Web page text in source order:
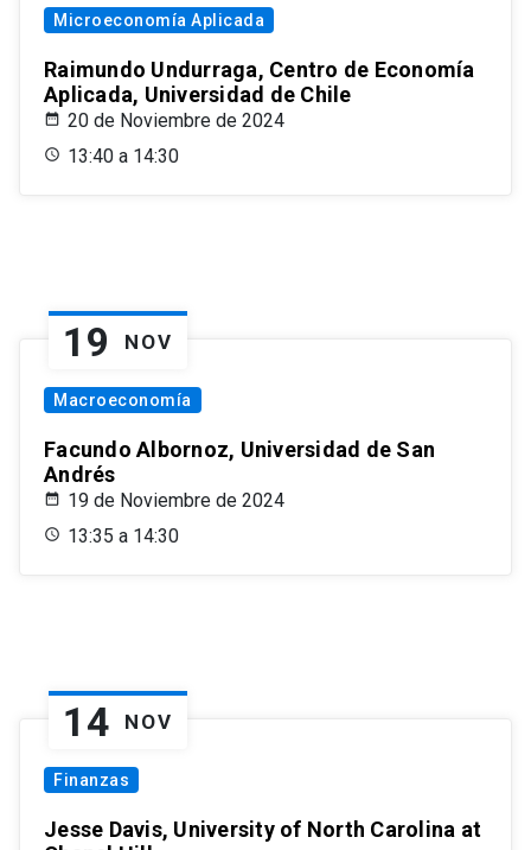
Microeconomía Aplicada
Raimundo Undurraga, Centro de Economía
Aplicada, Universidad de Chile
20 de Noviembre de 2024
13:40 a 14:30
19 NOV
Macroeconomía
Facundo Albornoz, Universidad de San
Andrés
19 de Noviembre de 2024
13:35 a 14:30
14 NOV
Finanzas
Jesse Davis, University of North Carolina at